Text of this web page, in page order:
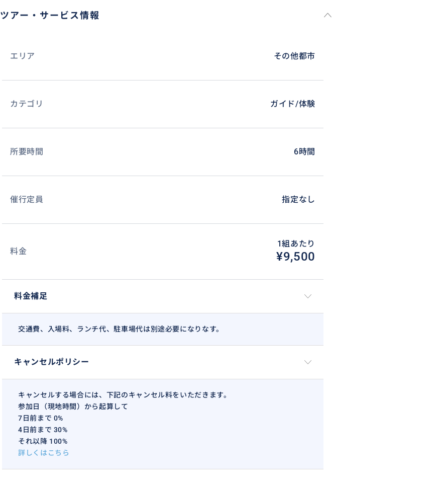
ツアー・サービス情報
エリア その他都市
カテゴリ ガイド/体験
所要時間 6時間
催行定員 指定なし
料金
1組あたり
¥9,500
料金補足
交通費、入場料、ランチ代、駐車場代は別途必要になりなす。
キャンセルポリシー
キャンセルする場合には、下記のキャンセル料をいただきます。
参加日（現地時間）から起算して
7日前まで 0%
4日前まで 30%
それ以降 100%
詳しくはこちら